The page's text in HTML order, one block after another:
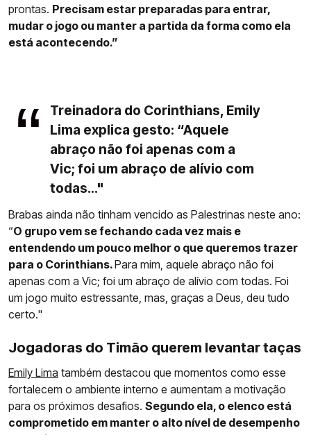
prontas. Precisam estar preparadas para entrar,
mudar o jogo ou manter a partida da forma como ela
está acontecendo.”
Treinadora do Corinthians, Emily
Lima explica gesto: “Aquele
abraço não foi apenas com a
Vic; foi um abraço de alívio com
todas..."
Brabas ainda não tinham vencido as Palestrinas neste ano:
“O grupo vem se fechando cada vez mais e
entendendo um pouco melhor o que queremos trazer
para o Corinthians.Para mim, aquele abraço não foi
apenas com a Vic; foi um abraço de alívio com todas. Foi
um jogo muito estressante, mas, graças a Deus, deu tudo
certo."
Jogadoras do Timão querem levantar taças
Emily Lima também destacou que momentos como esse
fortalecem o ambiente interno e aumentam a motivação
para os próximos desafios. Segundo ela, o elenco está
comprometido em manter o alto nível de desempenho